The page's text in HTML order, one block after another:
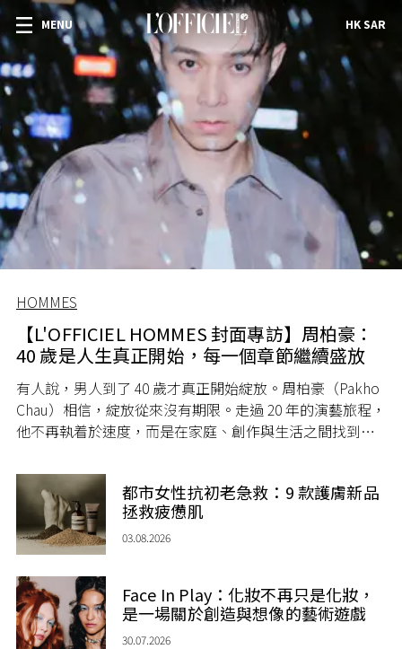
MENU HK SAR
HOMMES
【L'OFFICIEL HOMMES 封面專訪】周柏豪：
40 歲是人生真正開始，每一個章節繼續盛放
有人說，男人到了 40 歲才真正開始綻放。周柏豪（Pakho
Chau）相信，綻放從來沒有期限。走過 20 年的演藝旅程，
他不再執着於速度，而是在家庭、創作與生活之間找到屬
都市女性抗初老急救：9 款護膚新品
拯救疲憊肌
03.08.2026
Face In Play：化妝不再只是化妝，
是一場關於創造與想像的藝術遊戲
30.07.2026